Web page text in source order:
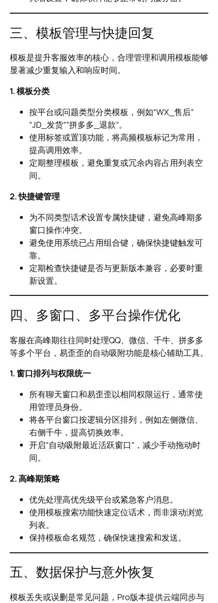
三、模板管理与快捷回复
模板是提升客服效率的核心，合理管理和调用模板能够
显著减少重复输入和响应时间。
1. 模板分类
按平台或问题类型分类模板，例如“WX_售后”
“JD_发货”“拼多多_退款”。
使用标签或置顶功能，将高频模板标记为常用，
提高调用效率。
定期整理模板，避免重复或冗余内容占用列表空
间。
2. 快捷键管理
为不同类型话术设置专属快捷键，避免高峰期多
窗口操作冲突。
避免使用系统已占用组合键，确保快捷键触发可
靠。
定期检查快捷键是否与更新版本兼容，必要时重
新设置。
四、多窗口、多平台操作优化
客服在高峰期往往同时处理QQ、微信、千牛、拼多多
等多个平台，易歪歪的自动吸附功能是核心辅助工具。
1. 窗口排列与权限统一
所有聊天窗口和易歪歪以相同权限运行，通常使
用管理员身份。
将各平台窗口按逻辑分区排列，例如左侧微信、
右侧千牛，提高切换效率。
开启“自动吸附最近活跃窗口”，减少手动拖动时
间。
2. 高峰期策略
优先处理高优先级平台或紧急客户消息。
使用模板搜索功能快速定位话术，而非滚动浏览
列表。
保持模板命名规范，确保快速搜索和发送。
五、数据保护与意外恢复
模板丢失或误删是常见问题，Pro版本提供云端同步与